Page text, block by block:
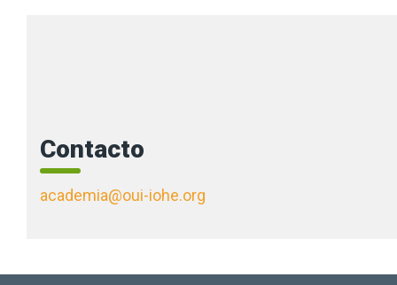
Contacto
academia@oui-iohe.org